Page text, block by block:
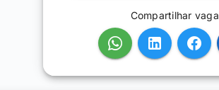
Compartilhar vaga